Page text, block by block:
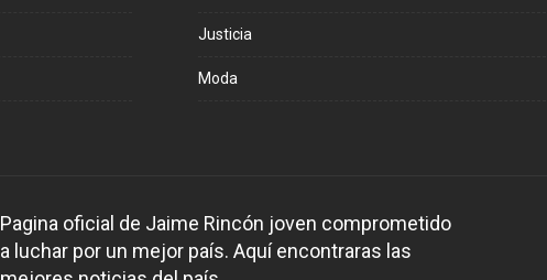
Justicia
Moda
Pagina oficial de Jaime Rincón joven comprometido
a luchar por un mejor país. Aquí encontraras las